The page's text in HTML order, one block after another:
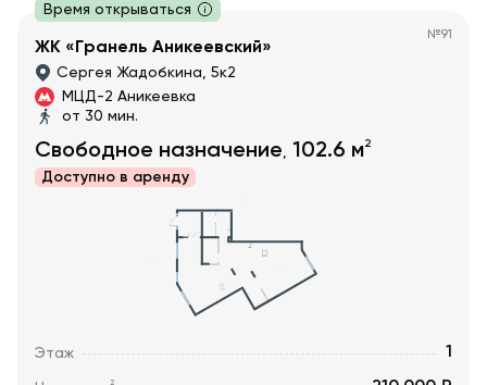
Время открываться
№91
ЖК «Гранель Аникеевский»
Сергея Жадобкина, 5к2
МЦД-2 Аникеевка
от 30 мин.
Свободное назначение, 102.6 м2
Доступно в аренду
Этаж 1